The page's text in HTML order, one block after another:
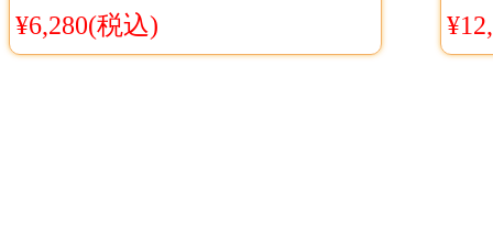
レ 道具 Cosyaya通販 送料無料
¥6,280(税込)
ラ